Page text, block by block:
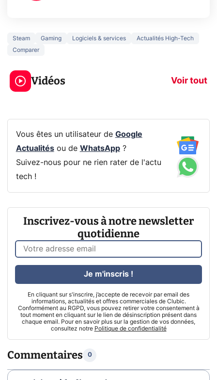
Steam Gaming Logiciels & services
Actualités High-Tech
Comparer
Vidéos Voir tout
3 écrans en 1 pour
319€ ? Voici L'AOC
CQ32G4ZA !
prochaine
Vous êtes un utilisateur de Google
Actualitésou de WhatsApp?
Suivez-nous pour ne rien rater de l'actu
tech !
Inscrivez-vous à notre newsletter
quotidienne
En cliquant sur s'inscrire, j’accepte de recevoir par email des
informations, actualités et offres commerciales de Clubic.
Conformément au RGPD, vous pouvez retirer votre consentement à
tout moment en cliquant sur le lien de désinscription présent dans
chaque email. Pour en savoir plus sur la gestion de vos données,
consultez notre Politique de confidentialité
Je m'inscris !
Commentaires 0